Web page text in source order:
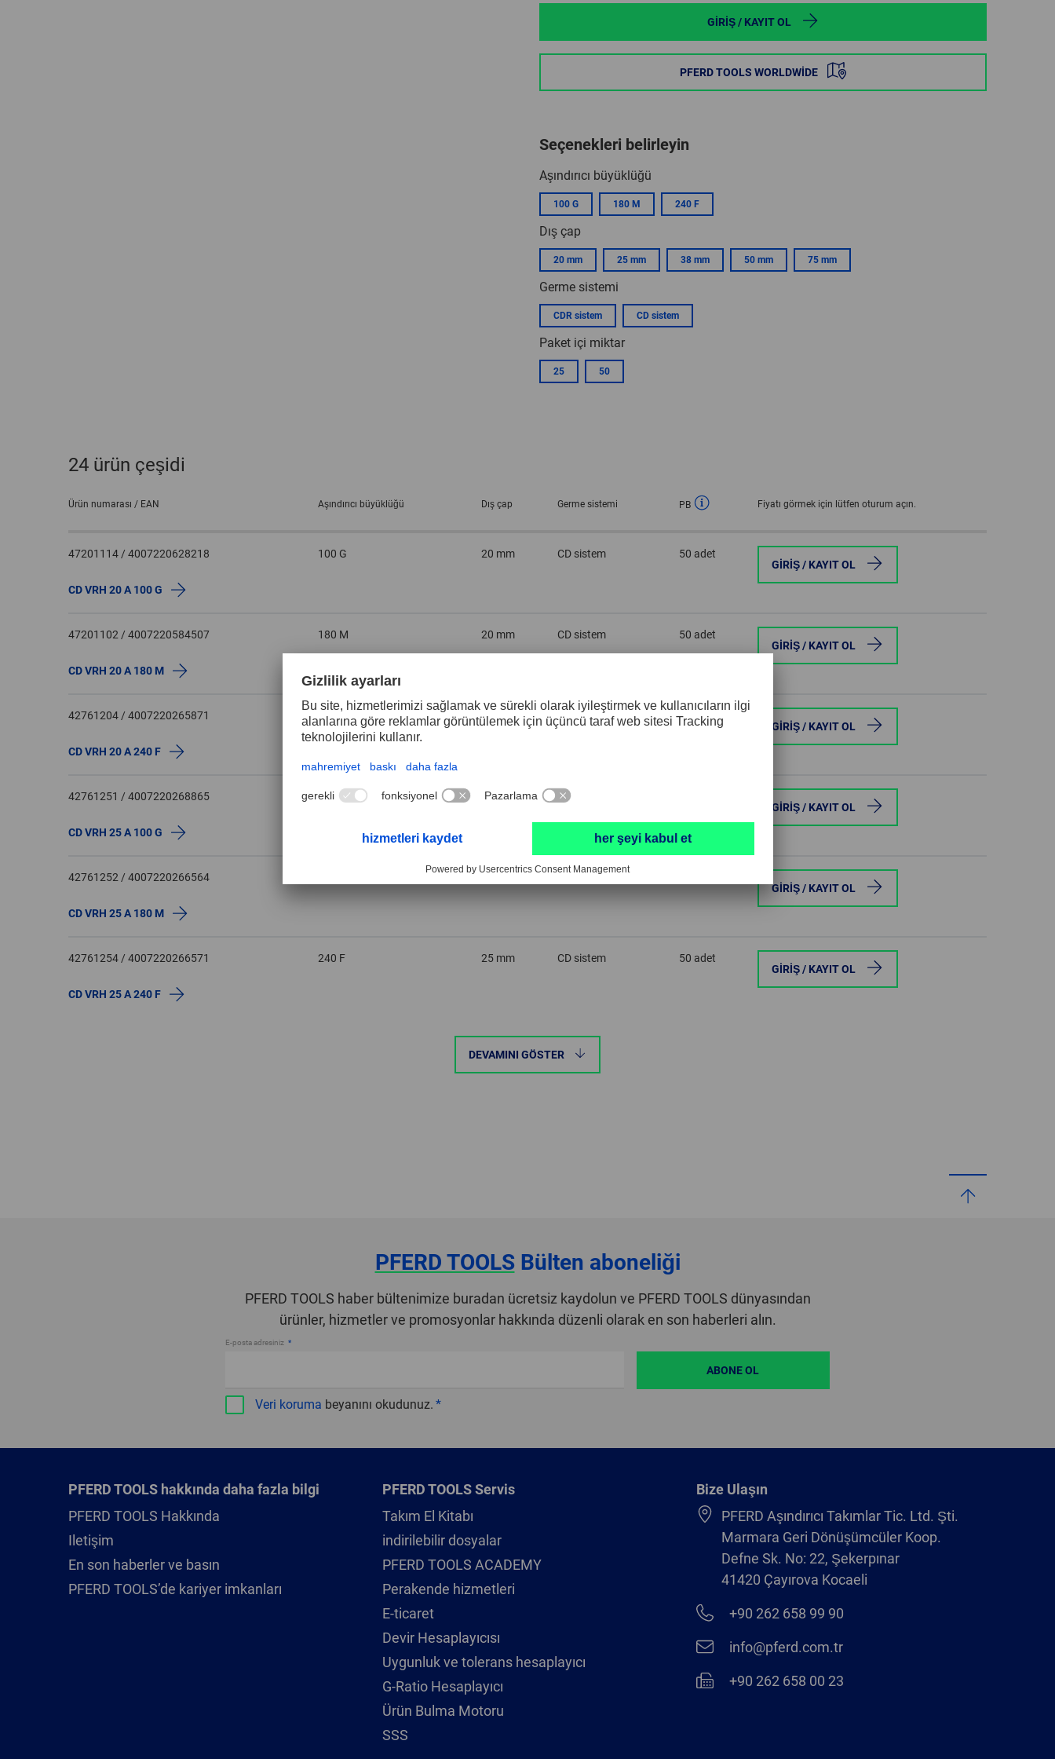
SPAIN
SWEDEN
GIRIŞ / KAYIT OL
PFERD TOOLS WORLDWIDE
Seçenekleri belirleyin
Aşındırıcı büyüklüğü
100 G 180 M 240 F
Dış çap
20 mm 25 mm 38 mm 50 mm 75 mm
Germe sistemi
CDR sistem CD sistem
Paket içi miktar
25 50
24 ürün çeşidi
Ürün numarası / EAN Aşındırıcı büyüklüğü Dış çap Germe sistemi PB Fiyatı görmek için lütfen oturum açın.
47201114 / 4007220628218
CD VRH 20 A 100 G
100 G 20 mm CD sistem
50 adet
GIRIŞ / KAYIT OL
47201102 / 4007220584507
CD VRH 20 A 180 M
180 M 20 mm CD sistem
50 adet
GIRIŞ / KAYIT OL
42761204 / 4007220265871
CD VRH 20 A 240 F
240 F 20 mm CD sistem
50 adet
GIRIŞ / KAYIT OL
42761251 / 4007220268865
CD VRH 25 A 100 G
100 G 25 mm CD sistem
GIRIŞ / KAYIT OL
42761252 / 4007220266564
CD VRH 25 A 180 M
25 mm CD sistem
GIRIŞ / KAYIT OL
42761254 / 4007220266571
CD VRH 25 A 240 F
240 F 25 mm CD sistem
50 adet
GIRIŞ / KAYIT OL
DEVAMINI GÖSTER
PFERD TOOLSBülten aboneliği
PFERD TOOLS haber bültenimize buradan ücretsiz kaydolun ve PFERD TOOLS dünyasından
ürünler, hizmetler ve promosyonlar hakkında düzenli olarak en son haberleri alın.
E-posta adresiniz
Veri koruma beyanını okudunuz.
ABONE OL
PFERD TOOLS hakkında daha fazla bilgi
PFERD TOOLS Hakkında
Iletişim
En son haberler ve basın
PFERD TOOLS’de kariyer imkanları
PFERD TOOLS Servis
Takım El Kitabı
indirilebilir dosyalar
PFERD TOOLS ACADEMY
Perakende hizmetleri
E-ticaret
Devir Hesaplayıcısı
Uygunluk ve tolerans hesaplayıcı
G-Ratio Hesaplayıcı
Ürün Bulma Motoru
SSS
Bize Ulaşın
PFERD Aşındırıcı Takımlar Tic. Ltd. Şti.
Marmara Geri Dönüşümcüler Koop.
Defne Sk. No: 22, Şekerpınar
41420 Çayırova Kocaeli
+90 262 658 99 90
info@pferd.com.tr
+90 262 658 00 23